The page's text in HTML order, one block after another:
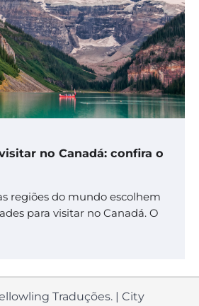
no Canadá: confira o
regiões do mundo escolhem
para visitar no Canadá. O
Traduções. | City